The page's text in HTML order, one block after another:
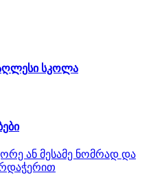
სკოლა
ან მესამე ნომრად და